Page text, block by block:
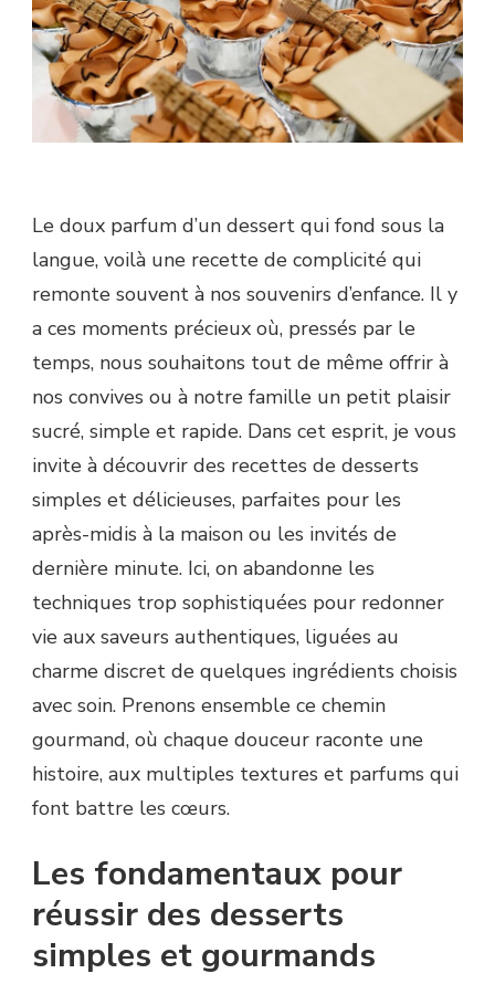
Le doux parfum d’un dessert qui fond sous la
langue, voilà une recette de complicité qui
remonte souvent à nos souvenirs d’enfance. Il y
a ces moments précieux où, pressés par le
temps, nous souhaitons tout de même offrir à
nos convives ou à notre famille un petit plaisir
sucré, simple et rapide. Dans cet esprit, je vous
invite à découvrir des recettes de desserts
simples et délicieuses, parfaites pour les
après-midis à la maison ou les invités de
dernière minute. Ici, on abandonne les
techniques trop sophistiquées pour redonner
vie aux saveurs authentiques, liguées au
charme discret de quelques ingrédients choisis
avec soin. Prenons ensemble ce chemin
gourmand, où chaque douceur raconte une
histoire, aux multiples textures et parfums qui
font battre les cœurs.
Les fondamentaux pour
réussir des desserts
simples et gourmands